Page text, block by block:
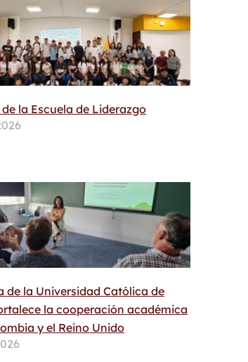
la Escuela de Liderazgo
de la Universidad Católica de
la cooperación académica
y el Reino Unido